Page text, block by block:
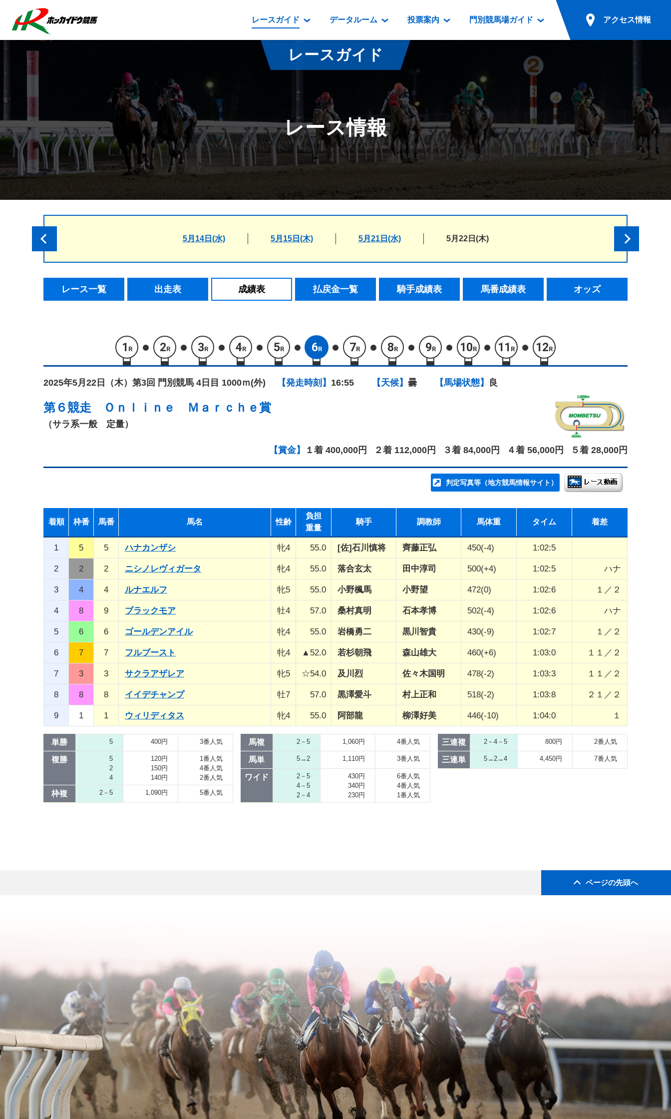
レースガイド
レース情報
払戻金一覧
騎手成績表
馬番成績表
オッズ
番組・級別表ダウンロード
開催カレンダー
重賞競走体系図
スタリオンシリーズ競走
道内の発売情報(PDF)
データルーム
データルーム
騎手・調教師紹介
坂路調教映像
遠征馬情報
番組編成要領
映像コンテンツ
重賞競走VTR
重賞競走参考VTR
レースダイジェスト
新馬ダイジェスト
投票案内
電話・インターネット投票
場外発売所
実況・テレホンサービス
発売・払戻
門別競馬場ガイド
門別競馬場情報
門別競馬場グルメ
とねっこジンギスカン
いずみ食堂
ルンビニフードカフェ
勝馬屋
アクセス情報
無料送迎バスでのご来場
公共の交通機関でのご来場
レースガイド
レース情報
5月14日(水) 5月15日(木) 5月21日(水) 5月22日(木)
レース一覧 出走表 成績表 払戻金一覧 騎手成績表 馬番成績表 オッズ
1 R 2R 3R 4R 5R 6R 7R 8R 9R 10R 11 R 12R
2025年5月22日（木） 第3回 門別競馬 4日目 1000ｍ(外) 【発走時刻】 16:55 【天候】 曇 【馬場状態】 良
第６競走 Ｏｎｌｉｎｅ Ｍａｒｃｈｅ賞
（サラ系一般 定量）
【賞金】 １着 400,000円 ２着 112,000円 ３着 84,000円 ４着 56,000円 ５着 28,000円
判定写真等（地方競馬情報サイト）
着順 枠番 馬番 馬名 性齢
負担
重量
騎手 調教師 馬体重 タイム 着差
1 5 5 ハナカンザシ 牝4 55.0 [佐]石川慎将 齊藤正弘 450(-4) 1:02:5
2 2 2 ニシノレヴィガータ 牝4 55.0 落合玄太 田中淳司 500(+4) 1:02:5 ハナ
3 4 4 ルナエルフ 牝5 55.0 小野楓馬 小野望 472(0) 1:02:6 １／２
4 8 9 ブラックモア 牡4 57.0 桑村真明 石本孝博 502(-4) 1:02:6 ハナ
5 6 6 ゴールデンアイル 牝4 55.0 岩橋勇二 黒川智貴 430(-9) 1:02:7 １／２
6 7 7 フルブースト 牝4 ▲52.0 若杉朝飛 森山雄大 460(+6) 1:03:0 １１／２
7 3 3 サクラアザレア 牝5 ☆54.0 及川烈 佐々木国明 478(-2) 1:03:3 １１／２
8 8 8 イイデチャンプ 牡7 57.0 黒澤愛斗 村上正和 518(-2) 1:03:8 ２１／２
9 1 1 ウィリディタス 牝4 55.0 阿部龍 柳澤好美 446(-10) 1:04:0 １
単勝 5 400円 3番人気
複勝
5
2
4
120円
150円
140円
1番人気
4番人気
2番人気
枠複 2－5 1,090円 5番人気
馬複 2－5 1,060円 4番人気
馬単 5→2 1,110円 3番人気
ワイド
2－5
4－5
2－4
430円
340円
230円
6番人気
4番人気
1番人気
三連複 2－4－5 800円 2番人気
三連単 5→2→4 4,450円 7番人気
ページの先頭へ